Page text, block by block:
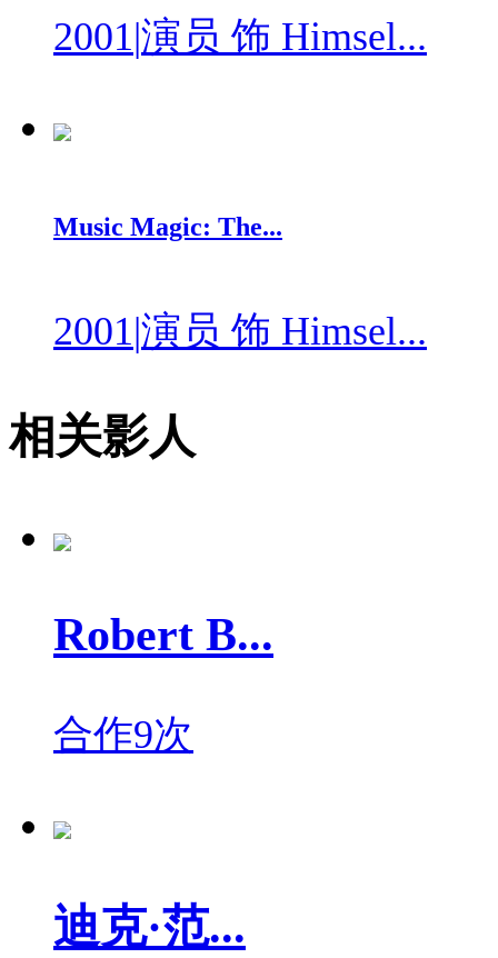
2001|演员 饰 Himsel...
Music Magic: The...
2001|演员 饰 Himsel...
相关影人
Robert B...
合作9次
迪克·范...